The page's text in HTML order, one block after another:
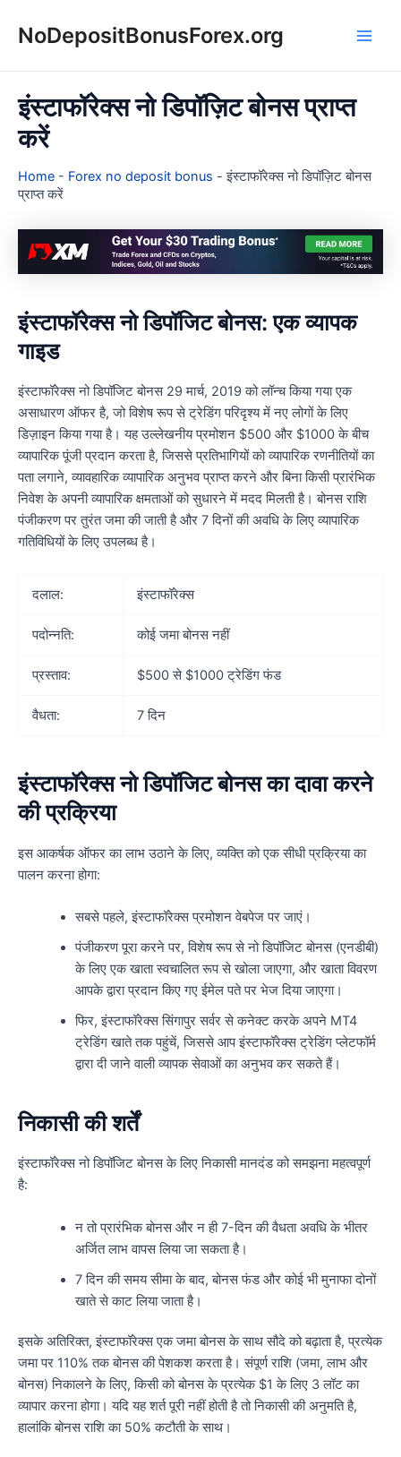
NoDepositBonusForex.org
इंस्टाफॉरेक्स नो डिपॉज़िट बोनस प्राप्त
करें
Home - Forex no deposit bonus -इंस्टाफॉरेक्स नो डिपॉज़िट बोनस
प्राप्त करें
इंस्टाफॉरेक्स नो डिपॉजिट बोनस: एक व्यापक
गाइड
इंस्टाफॉरेक्स नो डिपॉजिट बोनस 29 मार्च, 2019 को लॉन्च किया गया एक
असाधारण ऑफर है, जो विशेष रूप से ट्रेडिंग परिदृश्य में नए लोगों के लिए
डिज़ाइन किया गया है। यह उल्लेखनीय प्रमोशन $500 और $1000 के बीच
व्यापारिक पूंजी प्रदान करता है, जिससे प्रतिभागियों को व्यापारिक रणनीतियों का
पता लगाने, व्यावहारिक व्यापारिक अनुभव प्राप्त करने और बिना किसी प्रारंभिक
निवेश के अपनी व्यापारिक क्षमताओं को सुधारने में मदद मिलती है। बोनस राशि
पंजीकरण पर तुरंत जमा की जाती है और 7 दिनों की अवधि के लिए व्यापारिक
गतिविधियों के लिए उपलब्ध है।
दलाल: इंस्टाफॉरेक्स
पदोन्नति: कोई जमा बोनस नहीं
प्रस्ताव: $500 से $1000 ट्रेडिंग फंड
वैधता: 7 दिन
इंस्टाफॉरेक्स नो डिपॉजिट बोनस का दावा करने
की प्रक्रिया
इस आकर्षक ऑफर का लाभ उठाने के लिए, व्यक्ति को एक सीधी प्रक्रिया का
पालन करना होगा:
सबसे पहले, इंस्टाफॉरेक्स प्रमोशन वेबपेज पर जाएं।
पंजीकरण पूरा करने पर, विशेष रूप से नो डिपॉजिट बोनस (एनडीबी)
के लिए एक खाता स्वचालित रूप से खोला जाएगा, और खाता विवरण
आपके द्वारा प्रदान किए गए ईमेल पते पर भेज दिया जाएगा।
फिर, इंस्टाफॉरेक्स सिंगापुर सर्वर से कनेक्ट करके अपने MT4
ट्रेडिंग खाते तक पहुंचें, जिससे आप इंस्टाफॉरेक्स ट्रेडिंग प्लेटफॉर्म
द्वारा दी जाने वाली व्यापक सेवाओं का अनुभव कर सकते हैं।
निकासी की शर्तें
इंस्टाफॉरेक्स नो डिपॉजिट बोनस के लिए निकासी मानदंड को समझना महत्वपूर्ण
है:
न तो प्रारंभिक बोनस और न ही 7-दिन की वैधता अवधि के भीतर
अर्जित लाभ वापस लिया जा सकता है।
7 दिन की समय सीमा के बाद, बोनस फंड और कोई भी मुनाफा दोनों
खाते से काट लिया जाता है।
इसके अतिरिक्त, इंस्टाफॉरेक्स एक जमा बोनस के साथ सौदे को बढ़ाता है, प्रत्येक
जमा पर 110% तक बोनस की पेशकश करता है। संपूर्ण राशि (जमा, लाभ और
बोनस) निकालने के लिए, किसी को बोनस के प्रत्येक $1 के लिए 3 लॉट का
व्यापार करना होगा। यदि यह शर्त पूरी नहीं होती है तो निकासी की अनुमति है,
हालांकि बोनस राशि का 50% कटौती के साथ।